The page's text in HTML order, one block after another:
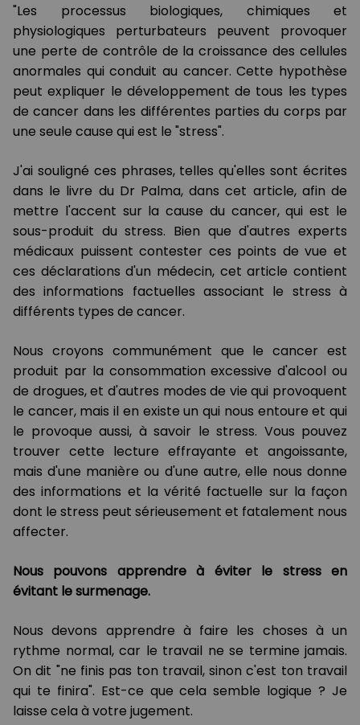
"Les processus biologiques, chimiques et
physiologiques perturbateurs peuvent provoquer
une perte de contrôle de la croissance des cellules
anormales qui conduit au cancer. Cette hypothèse
peut expliquer le développement de tous les types
de cancer dans les différentes parties du corps par
une seule cause qui est le "stress".
J'ai souligné ces phrases, telles qu'elles sont écrites
dans le livre du Dr Palma, dans cet article, afin de
mettre l'accent sur la cause du cancer, qui est le
sous-produit du stress. Bien que d'autres experts
médicaux puissent contester ces points de vue et
ces déclarations d'un médecin, cet article contient
des informations factuelles associant le stress à
différents types de cancer.
Nous croyons communément que le cancer est
produit par la consommation excessive d'alcool ou
de drogues, et d'autres modes de vie qui provoquent
le cancer, mais il en existe un qui nous entoure et qui
le provoque aussi, à savoir le stress. Vous pouvez
trouver cette lecture effrayante et angoissante,
mais d'une manière ou d'une autre, elle nous donne
des informations et la vérité factuelle sur la façon
dont le stress peut sérieusement et fatalement nous
affecter.
Nous pouvons apprendre à éviter le stress en
évitant le surmenage.
Nous devons apprendre à faire les choses à un
rythme normal, car le travail ne se termine jamais.
On dit "ne finis pas ton travail, sinon c'est ton travail
qui te finira". Est-ce que cela semble logique ? Je
laisse cela à votre jugement.